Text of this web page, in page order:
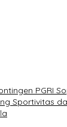
PGRI
Sportivitas